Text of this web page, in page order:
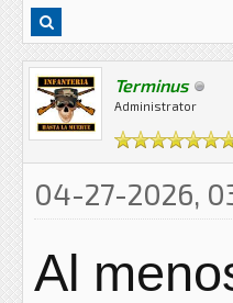
Terminus
Administrator
04-27-2026,
Al